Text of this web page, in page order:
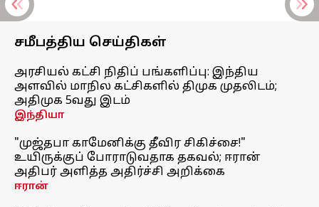
சமீபத்திய செய்திகள்
அரசியல் கட்சி நிதிப் பங்களிப்பு: இந்திய
அளவில் மாநில கட்சிகளில் திமுக முதலிடம்;
அதிமுக 5வது இடம்
இந்தியா
"முஜ்தபா காமேனிக்கு தீவிர சிகிச்சை!"
உயிருக்குப் போராடுவதாக தகவல்; ஈரான்
அதிபர் அளித்த அதிர்ச்சி அறிக்கை
ஈரான்